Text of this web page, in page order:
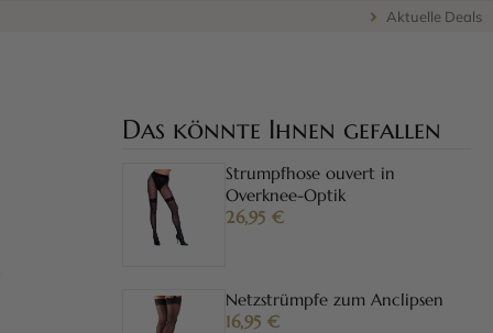
Aktuelle Deals
Das könnte Ihnen gefallen
Strumpfhose ouvert in
Overknee-Optik
26,95€
Netzstrümpfe zum Anclipsen
16,95€